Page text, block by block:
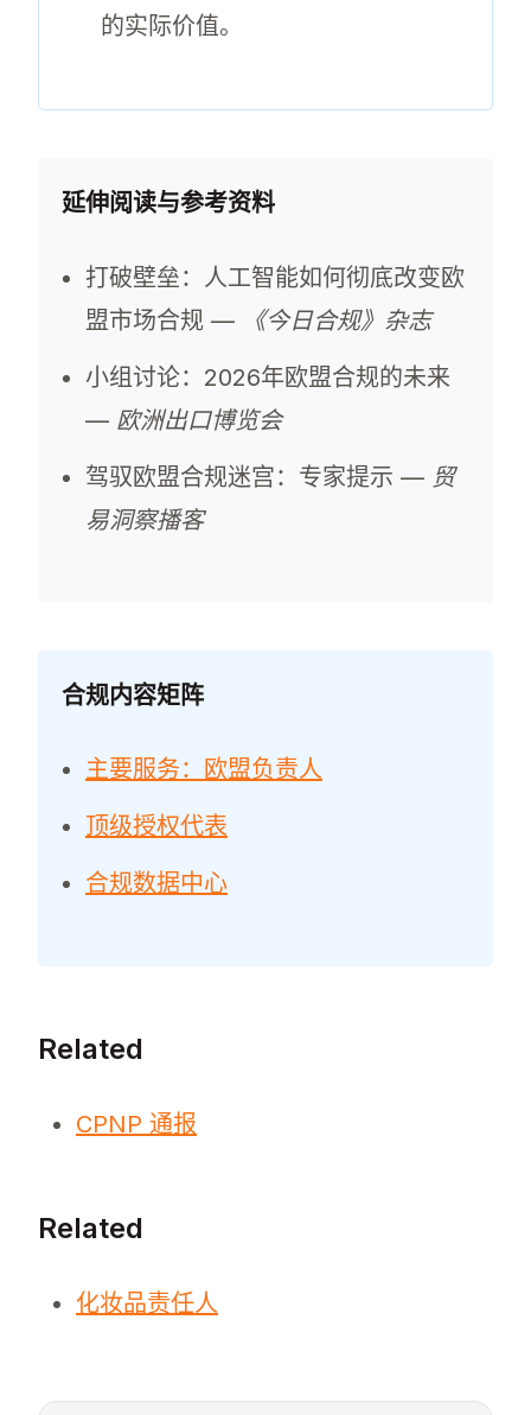
的实际价值。
延伸阅读与参考资料
打破壁垒：人工智能如何彻底改变欧
盟市场合规 —
《今日合规》杂志
小组讨论：2026年欧盟合规的未来
— 欧洲出口博览会
驾驭欧盟合规迷宫：专家提示 — 贸
易洞察播客
合规内容矩阵
主要服务：欧盟负责人
顶级授权代表
合规数据中心
Related
CPNP 通报
Related
化妆品责任人